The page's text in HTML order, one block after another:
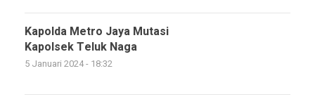
Kapolda Metro Jaya Mutasi
Kapolsek Teluk Naga
5 Januari 2024 - 18:32